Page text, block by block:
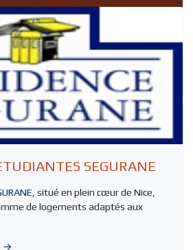
SEGURANE
, situé en plein cœur de Nice,
de logements adaptés aux
→